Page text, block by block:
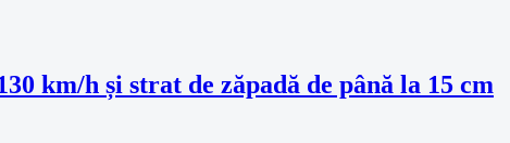
km/h și strat de zăpadă de până la 15 cm